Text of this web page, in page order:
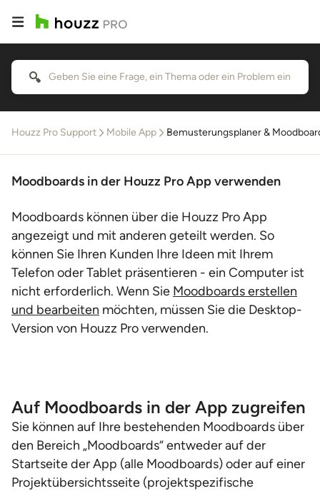
Houzz Pro Support Mobile App Bemusterungsplaner &
Moodboards in der Houzz Pro App verwenden
Moodboards können über die Houzz Pro App
angezeigt und mit anderen geteilt werden. So
können Sie Ihren Kunden Ihre Ideen mit Ihrem
Telefon oder Tablet präsentieren - ein Computer ist
nicht erforderlich. Wenn Sie Moodboards erstellen
und bearbeiten möchten, müssen Sie die Desktop-
Version von Houzz Pro verwenden.
Auf Moodboards in der App zugreifen
Sie können auf Ihre bestehenden Moodboards über
den Bereich „Moodboards“ entweder auf der
Startseite der App (alle Moodboards) oder auf einer
Projektübersichtsseite (projektspezifische